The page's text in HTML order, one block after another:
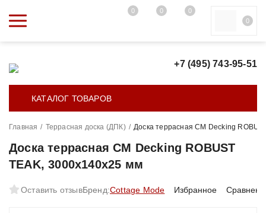
0 0
0
0
+7 (495) 743-95-51
КАТАЛОГ ТОВАРОВ
Главная / Террасная доска (ДПК) / Доска террасная CM Decking
Доска террасная CM Decking ROBUST
TEAK, 3000х140х25 мм
Оставить отзывБренд:Cottage Mode Избранное